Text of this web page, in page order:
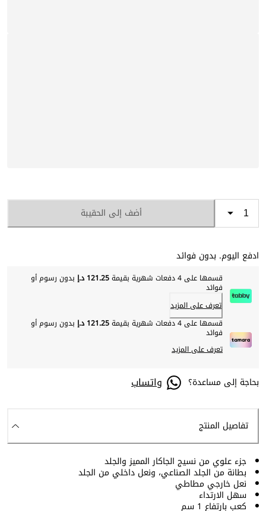
أضف إلى الحقيبة
ادفع اليوم. بدون فوائد
قسمها على 4 دفعات شهرية بقيمة 121.25 د.إ بدون رسوم أو
فوائد
تعرف على المزيد
قسمها على 4 دفعات شهرية بقيمة
121.25 د.إ بدون رسوم أو
فوائد
تعرف على المزيد
بحاجة إلى مساعدة؟ واتساب
تفاصيل المنتج
جزء علوي من نسيج الجاكار المميز والجلد
بطانة من الجلد الصناعي، ونعل داخلي من الجلد
نعل خارجي مطاطي
سهل الارتداء
كعب بارتفاع 1 سم